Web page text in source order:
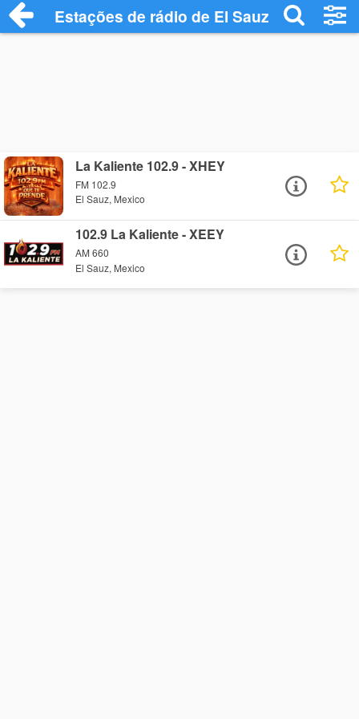
Estações de rádio de El Sauz - Ouça
La Kaliente 102.9 - XHEY
FM 102.9
El Sauz, Mexico
102.9 La Kaliente - XEEY
AM 660
El Sauz, Mexico